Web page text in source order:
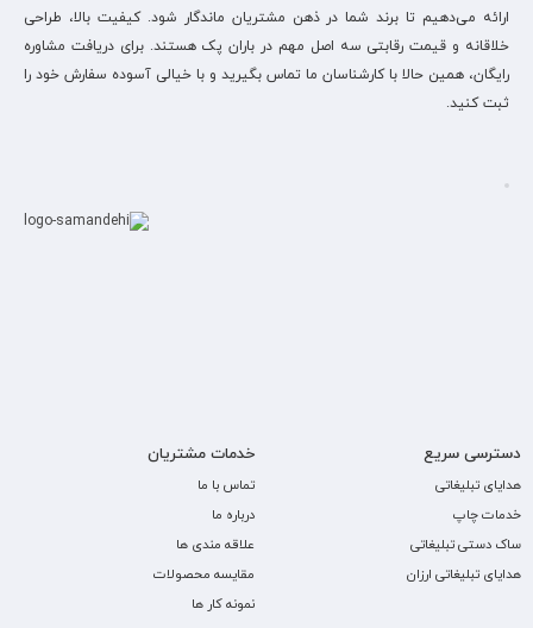
ارائه می‌دهیم تا برند شما در ذهن مشتریان ماندگار شود. کیفیت بالا، طراحی
خلاقانه و قیمت رقابتی سه اصل مهم در باران پک هستند. برای دریافت مشاوره
رایگان، همین حالا با کارشناسان ما تماس بگیرید و با خیالی آسوده سفارش خود را
ثبت کنید.
دسترسی سریع
هدایای تبلیغاتی
خدمات چاپ
ساک دستی تبلیغاتی
هدایای تبلیغاتی ارزان
خدمات مشتریان
تماس با ما
درباره ما
علاقه مندی ها
مقایسه محصولات
نمونه کار ها